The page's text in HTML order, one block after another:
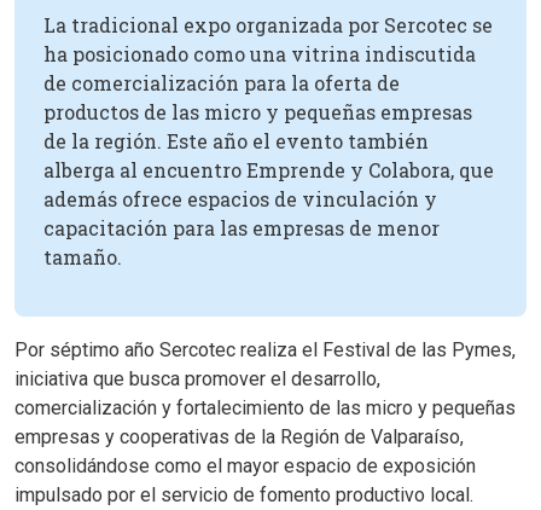
La tradicional expo organizada por Sercotec se
ha posicionado como una vitrina indiscutida
de comercialización para la oferta de
productos de las micro y pequeñas empresas
de la región. Este año el evento también
alberga al encuentro Emprende y Colabora, que
además ofrece espacios de vinculación y
capacitación para las empresas de menor
tamaño.
Por séptimo año Sercotec realiza el Festival de las Pymes,
iniciativa que busca promover el desarrollo,
comercialización y fortalecimiento de las micro y pequeñas
empresas y cooperativas de la Región de Valparaíso,
consolidándose como el mayor espacio de exposición
impulsado por el servicio de fomento productivo local.